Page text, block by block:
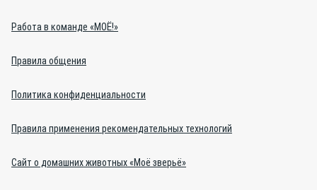
Работа в команде «МОЁ!»
Правила общения
Политика конфиденциальности
Правила применения рекомендательных технологий
Сайт о домашних животных «Моё зверьё»